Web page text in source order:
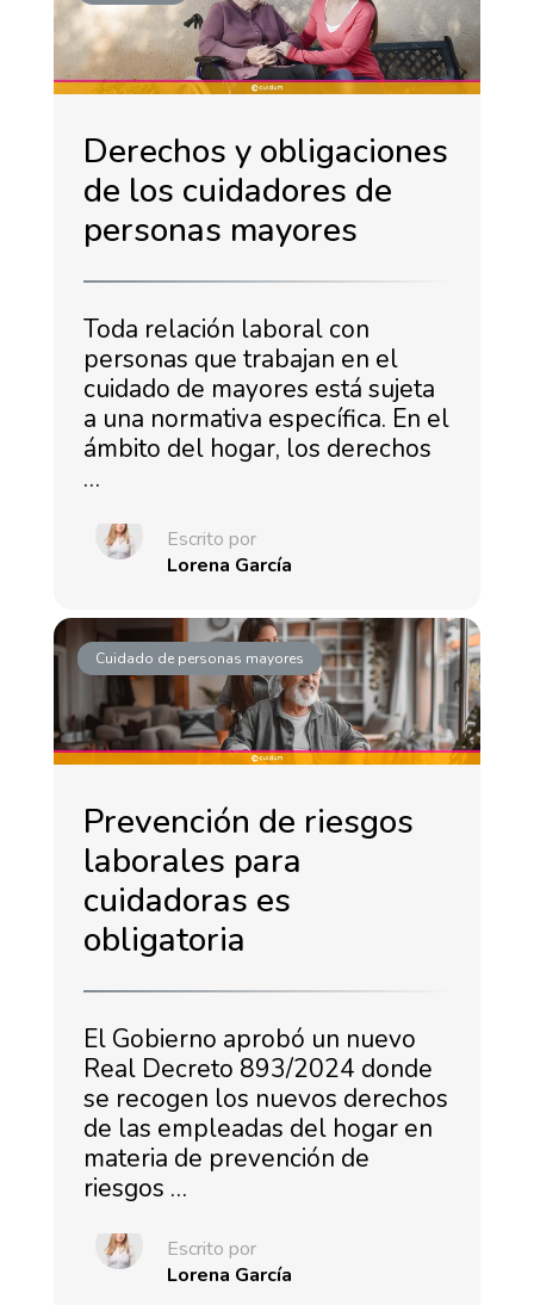
Derechos y obligaciones
de los cuidadores de
personas mayores
Toda relación laboral con
personas que trabajan en el
cuidado de mayores está sujeta
a una normativa específica. En el
ámbito del hogar, los derechos
…
Escrito por
Lorena García
Cuidado de personas mayores
Prevención de riesgos
laborales para
cuidadoras es
obligatoria
El Gobierno aprobó un nuevo
Real Decreto 893/2024 donde
se recogen los nuevos derechos
de las empleadas del hogar en
materia de prevención de
riesgos …
Escrito por
Lorena García